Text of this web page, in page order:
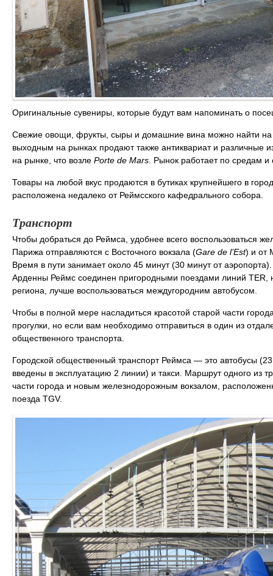
Оригинальные сувениры, которые будут вам напоминать о
Свежие овощи, фрукты, сыры и домашние вина можно найти на
выходным на рынках продают также антиквариат и
на рынке, что возле Porte de Mars . Рынок работает по средам
Товары на любой вкус продаются в бутиках крупнейшего в
расположена недалеко от Реймсского кафедрального собора.
Транспорт
Чтобы добраться до Реймса, удобнее всего воспользоваться
Парижа отправляются с Восточного вокзала (Gare de l’Est) и от
Время в пути занимает около 45 минут (30 минут от
Арденны Реймс соединен пригородными поездами линий TER,
региона, лучше воспользоваться междугородним автобусом.
Чтобы в полной мере насладиться красотой старой части
прогулки, но если вам необходимо отправиться в один из
общественного транспорта.
Городской общественный транспорт Реймса — это автобусы
введены в эксплуатацию 2 линии) и такси. Маршрут одного из
части города и новым железнодорожным вокзалом,
поезда TGV.